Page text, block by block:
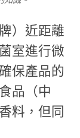
）近距離
室進行微
保產品的
品（中
料，但同